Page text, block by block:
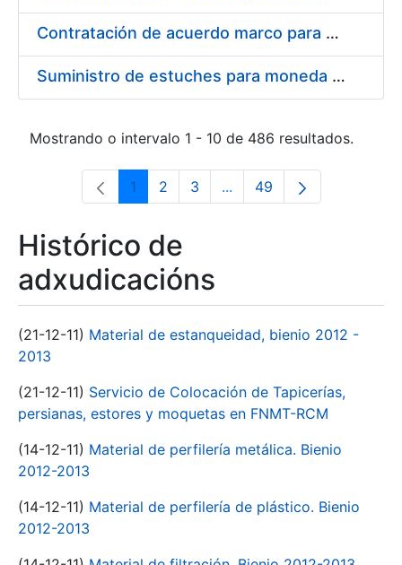
Contratación de acuerdo marco para el Suministro de Material de Electricidad para la Fábrica Nacional de Moneda y Timbre-Real Casa de la Moneda en su centro de trabajo de Burgos
Suministro de estuches para moneda de 30 €
Mostrando o intervalo 1 - 10 de 486 resultados.
Páxina
1 Páxina
2 Páxina
3 ...Páxinas intermedias Use
Páxina
49
Histórico de
adxudicacións
(21-12-11) Material de estanqueidad, bienio 2012 -
2013
(21-12-11) Servicio de Colocación de Tapicerías,
persianas, estores y moquetas en FNMT-RCM
(14-12-11) Material de perfilería metálica. Bienio
2012-2013
(14-12-11) Material de perfilería de plástico. Bienio
2012-2013